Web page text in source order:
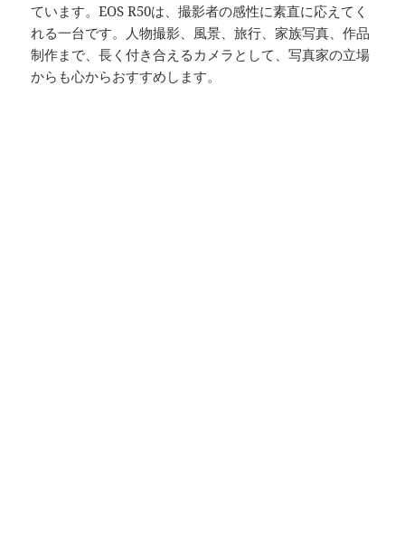
ています。EOS R50は、撮影者の感性に素直に応えてく
れる一台です。人物撮影、風景、旅行、家族写真、作品
制作まで、長く付き合えるカメラとして、写真家の立場
からも心からおすすめします。